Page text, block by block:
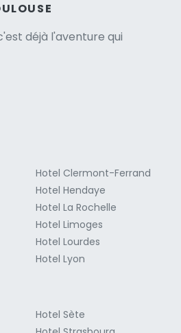
déjà l'aventure qui
Hotel Clermont-Ferrand
Hotel Hendaye
Hotel La Rochelle
Hotel Limoges
Hotel Lourdes
Hotel Lyon
Hotel Sète